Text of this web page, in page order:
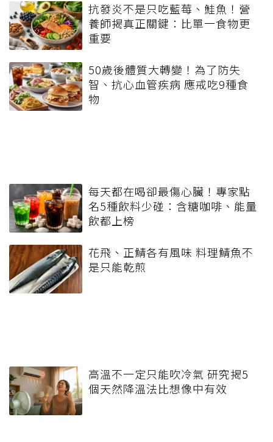
抗發炎不是只吃藍莓、鮭魚！營
養師揭真正關鍵：比單一食物更
重要
50歲後體質大轉變！為了防失
智、抗心血管疾病 應戒吃9種食
物
每天都在喝卻最傷心臟！專家點
名5種飲料少碰：含糖咖啡、能量
飲都上榜
花飛、正鯖各有風味 料理鯖魚不
是只能乾煎
高溫不一定只能吹冷氣 研究揭5
個天然降溫法比想像中有效